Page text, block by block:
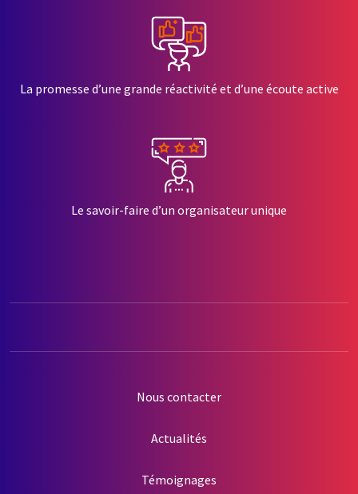
La promesse d’une grande réactivité et d’une écoute active
Le savoir-faire d’un organisateur unique
Nous contacter
Actualités
Témoignages